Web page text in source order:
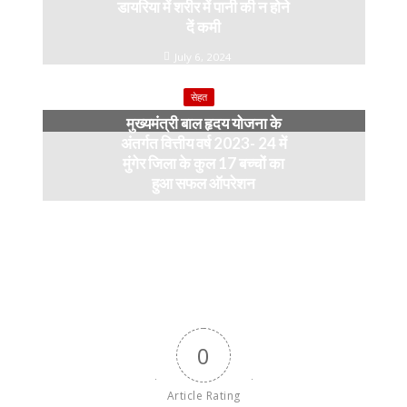
डायरिया में शरीर में पानी की न होने
दें कमी
July 6, 2024
सेहत
मुख्यमंत्री बाल हृदय योजना के
अंतर्गत वित्तीय वर्ष 2023- 24 में
मुंगेर जिला के कुल 17 बच्चों का
हुआ सफल ऑपरेशन
0
Article Rating